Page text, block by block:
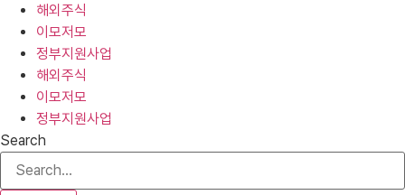
해외주식
이모저모
정부지원사업
해외주식
이모저모
정부지원사업
Search